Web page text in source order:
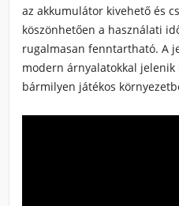
az akkumulátor kivehető és
köszönhetően a használati
rugalmasan fenntartható. A
modern árnyalatokkal jelenik
bármilyen játékos